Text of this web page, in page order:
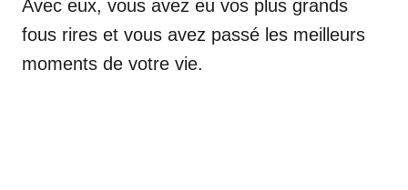
Avec eux, vous avez eu vos plus grands
fous rires et vous avez passé les meilleurs
moments de votre vie.